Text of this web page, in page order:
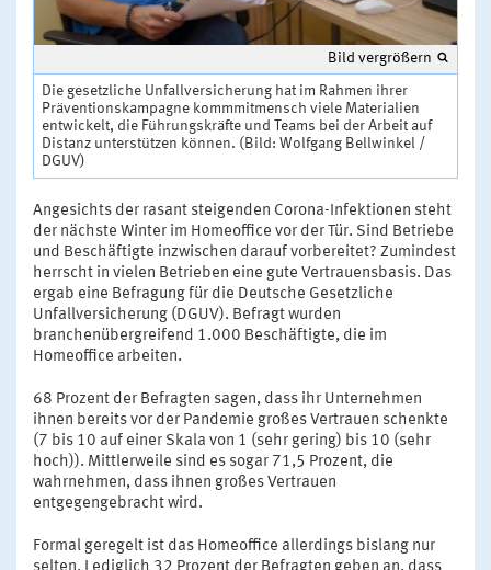
Bild vergrößern
Die gesetzliche Unfallversicherung hat im Rahmen ihrer
Präventionskampagne kommmitmensch viele Materialien
entwickelt, die Führungskräfte und Teams bei der Arbeit auf
Distanz unterstützen können. (Bild: Wolfgang Bellwinkel /
DGUV)
Angesichts der rasant steigenden Corona-Infektionen steht
der nächste Winter im Homeoffice vor der Tür. Sind Betriebe
und Beschäftigte inzwischen darauf vorbereitet? Zumindest
herrscht in vielen Betrieben eine gute Vertrauensbasis. Das
ergab eine Befragung für die Deutsche Gesetzliche
Unfallversicherung (DGUV). Befragt wurden
branchenübergreifend 1.000 Beschäftigte, die im
Homeoffice arbeiten.
68 Prozent der Befragten sagen, dass ihr Unternehmen
ihnen bereits vor der Pandemie großes Vertrauen schenkte
(7 bis 10 auf einer Skala von 1 (sehr gering) bis 10 (sehr
hoch)). Mittlerweile sind es sogar 71,5 Prozent, die
wahrnehmen, dass ihnen großes Vertrauen
entgegengebracht wird.
Formal geregelt ist das Homeoffice allerdings bislang nur